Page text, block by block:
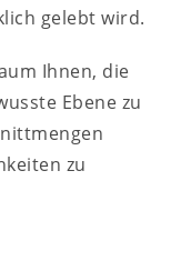
gelebt wird.
Ihnen, die
Ebene zu
zu